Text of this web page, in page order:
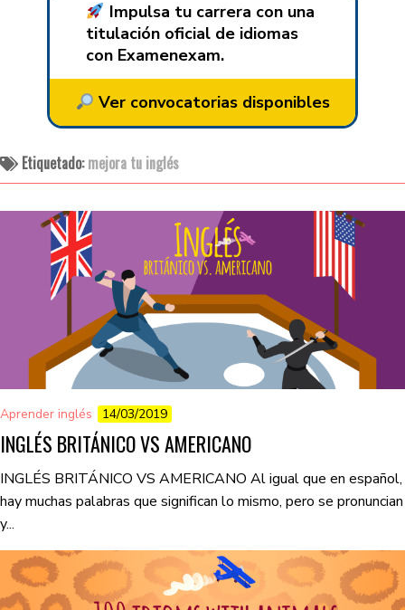
Impulsa tu carrera con una
titulación oficial de idiomas
con Examenexam.
Ver convocatorias disponibles
Etiquetado:mejora tu inglés
Aprender inglés 14/03/2019
INGLÉS BRITÁNICO VS AMERICANO
INGLÉS BRITÁNICO VS AMERICANO Al igual que en español,
hay muchas palabras que significan lo mismo, pero se pronuncian
y...